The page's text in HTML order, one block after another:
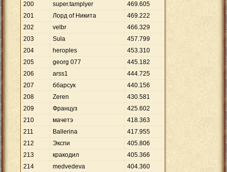
200
super.tamplyer 469.605
201
Лорд of Никита 469.222
202
velbr 466.329
203
Sula 457.799
204
heroples 453.310
205
georg 077 445.182
206
arss1 444.725
207
ббарсук 440.156
208
Zeren 430.581
209
Француз 425.602
210
мачетэ 418.363
211
Ballerina 417.955
212
Экспи 405.806
213
кракодил 405.366
214
medvedeva 404.360